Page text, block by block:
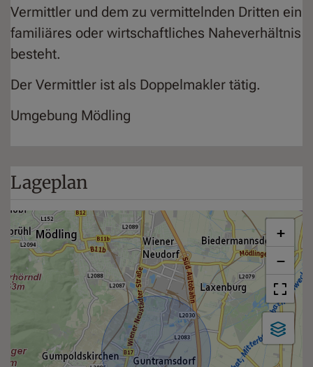
Vermittler und dem zu vermittelnden Dritten ein
familiäres oder wirtschaftliches Naheverhältnis
besteht.
Der Vermittler ist als Doppelmakler tätig.
Umgebung Mödling
Lageplan
+
−